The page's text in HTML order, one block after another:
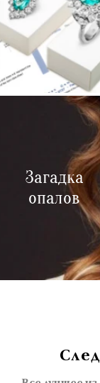
Загадка
опалов